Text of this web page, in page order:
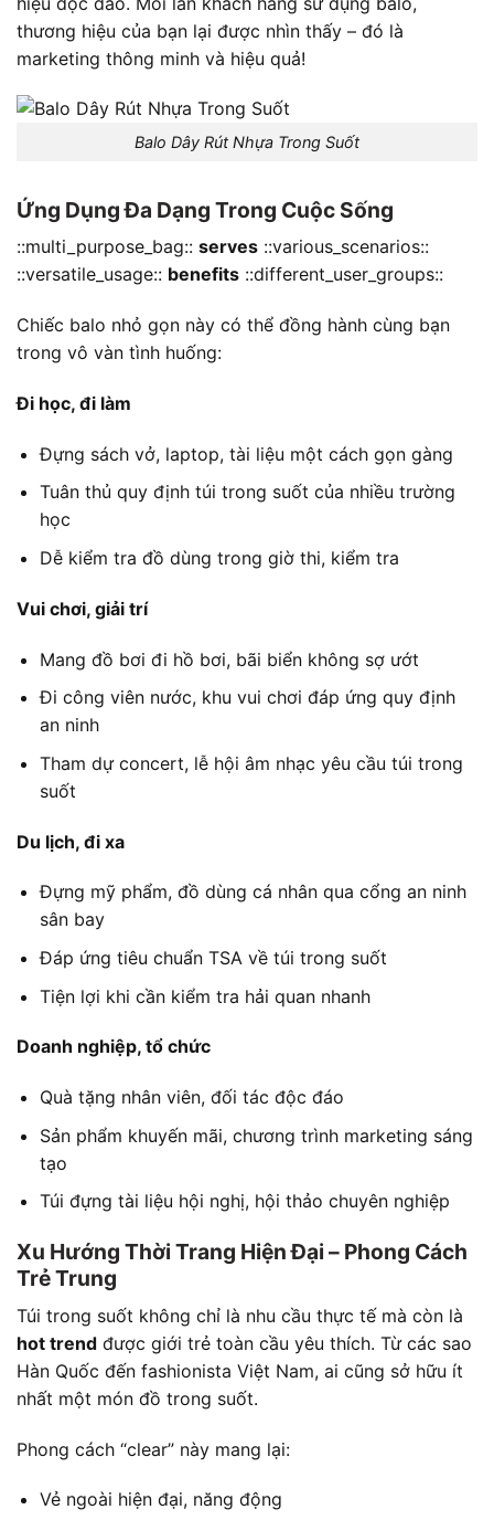
thương hiệu của bạn lại được nhìn thấy – đó là
marketing thông minh và hiệu quả!
Balo Dây Rút Nhựa Trong Suốt
Ứng Dụng Đa Dạng Trong Cuộc Sống
::multi_purpose_bag:: serves ::various_scenarios::
::versatile_usage:: benefits ::different_user_groups::
Chiếc balo nhỏ gọn này có thể đồng hành cùng bạn
trong vô vàn tình huống:
Đi học, đi làm
Đựng sách vở, laptop, tài liệu một cách gọn gàng
Tuân thủ quy định túi trong suốt của nhiều trường
học
Dễ kiểm tra đồ dùng trong giờ thi, kiểm tra
Vui chơi, giải trí
Mang đồ bơi đi hồ bơi, bãi biển không sợ ướt
Đi công viên nước, khu vui chơi đáp ứng quy định
an ninh
Tham dự concert, lễ hội âm nhạc yêu cầu túi trong
suốt
Du lịch, đi xa
Đựng mỹ phẩm, đồ dùng cá nhân qua cổng an ninh
sân bay
Đáp ứng tiêu chuẩn TSA về túi trong suốt
Tiện lợi khi cần kiểm tra hải quan nhanh
Doanh nghiệp, tổ chức
Quà tặng nhân viên, đối tác độc đáo
Sản phẩm khuyến mãi, chương trình marketing sáng
tạo
Túi đựng tài liệu hội nghị, hội thảo chuyên nghiệp
Xu Hướng Thời Trang Hiện Đại – Phong Cách
Trẻ Trung
Túi trong suốt không chỉ là nhu cầu thực tế mà còn là
hot trend được giới trẻ toàn cầu yêu thích. Từ các sao
Hàn Quốc đến fashionista Việt Nam, ai cũng sở hữu ít
nhất một món đồ trong suốt.
Phong cách “clear” này mang lại:
Vẻ ngoài hiện đại, năng động